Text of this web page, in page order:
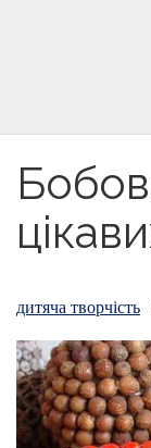
дитяча творчість